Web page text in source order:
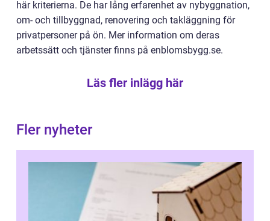
här kriterierna. De har lång erfarenhet av nybyggnation,
om- och tillbyggnad, renovering och takläggning för
privatpersoner på ön. Mer information om deras
arbetssätt och tjänster finns på enblomsbygg.se.
Läs fler inlägg här
Fler nyheter